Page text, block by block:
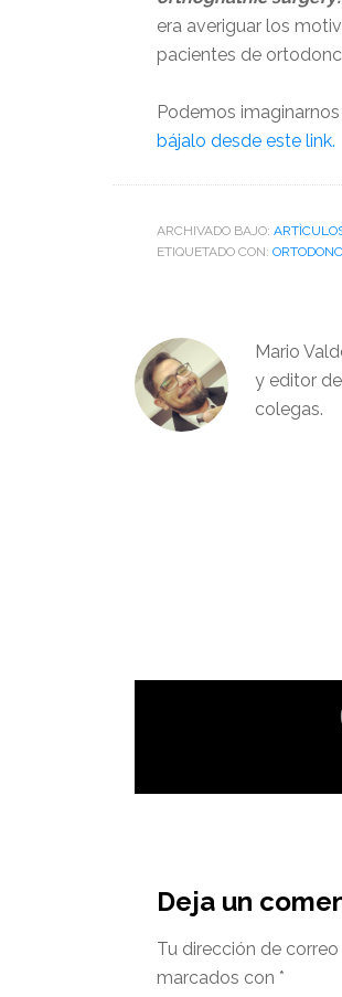
era averiguar los
pacientes de
Podemos
bájalo desde este link.
ARCHIVADO BAJO:
ETIQUETADO CON:
Mario
y editor
colegas.
del
lector
Deja un
Tu dirección de
marcados con *